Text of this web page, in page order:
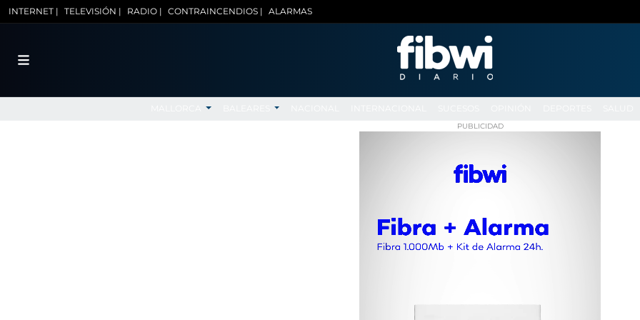
INTERNET | TELEVISIÓN | RADIO | CONTRAINCENDIOS | ALARMAS